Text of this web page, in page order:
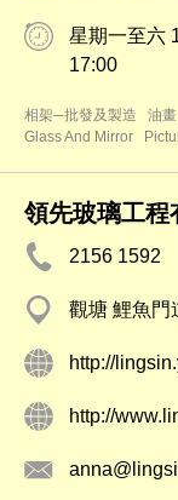
星期一至六
17:00
相架─批發及製造 油畫
Glass And Mirror
領先玻璃工程
2156 1592
觀塘 鯉魚門
http://
http://